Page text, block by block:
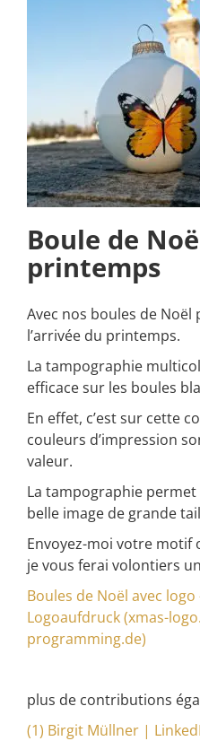
Boule de
printemps
Avec nos boules de
l’arrivée du printemps.
La tampographie
efficace sur les boules
En effet, c’est sur cette
couleurs d’impression
valeur.
La tampographie
belle image de grande
Envoyez-moi votre motif
je vous ferai volontiers
Boules de Noël avec
Logoaufdruck (xmas-
programming.de)
plus de contributions
(1) Birgit Müllner |